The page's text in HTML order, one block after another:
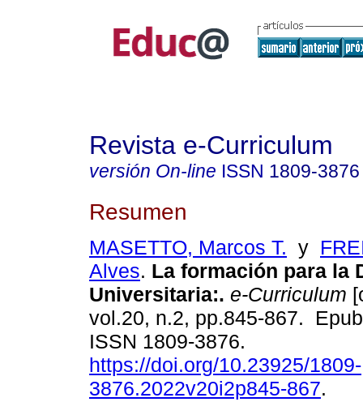
Revista e-Curriculum
versión On-line ISSN 1809-3876
Resumen
MASETTO, Marcos T. y
Alves. La formación para la
Universitaria:. e-Curriculum
vol.20, n.2, pp.845-867.
ISSN 1809-3876.
https://doi.org/10.23925/1809-
3876.2022v20i2p845-867.